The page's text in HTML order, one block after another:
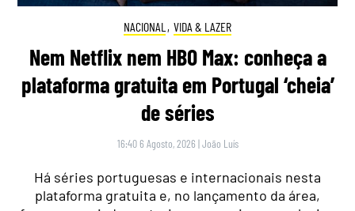
NACIONAL , VIDA & LAZER
Nem Netflix nem HBO Max: conheça a
plataforma gratuita em Portugal ‘cheia’
de séries
16:40 6 Agosto, 2026 |João Luís
Há séries portuguesas e internacionais nesta
plataforma gratuita e, no lançamento da área,